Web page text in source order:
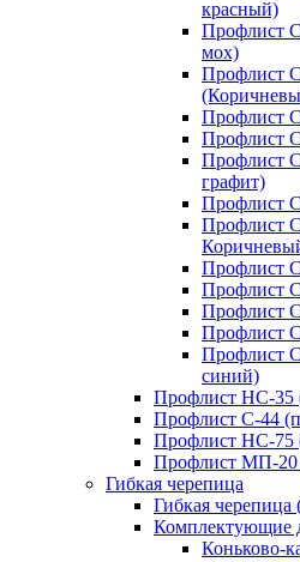
красный)
Профлист
мох)
Профлист
Профлист
Профлист
Профлист
графит)
Профлист
Профлист
Профлист
Профлист
Профлист
Профлист
Профлист
синий)
Профлист НС-35
Профлист С-44
Профлист НС-75
Профлист МП-20
Гибкая черепица
Гибкая
Комплектующие
Коньково-